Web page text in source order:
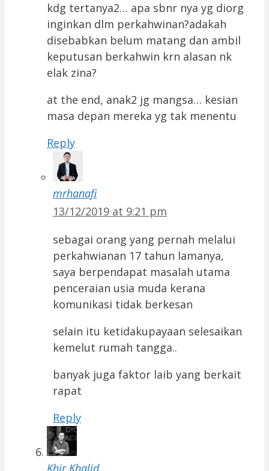
kdg tertanya2… apa sbnr nya yg diorg
inginkan dlm perkahwinan?adakah
disebabkan belum matang dan ambil
keputusan berkahwin krn alasan nk
elak zina?
at the end, anak2 jg mangsa… kesian
masa depan mereka yg tak menentu
Reply
mrhanafi
13/12/2019 at 9:21 pm
sebagai orang yang pernah melalui
perkahwianan 17 tahun lamanya,
saya berpendapat masalah utama
penceraian usia muda kerana
komunikasi tidak berkesan
selain itu ketidakupayaan selesaikan
kemelut rumah tangga..
banyak juga faktor laib yang berkait
rapat
Reply